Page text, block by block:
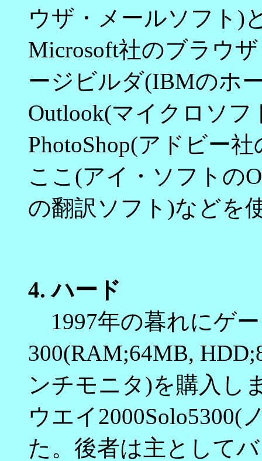
ウザ・メールソフト)
Microsoft社のブラウ
ージビルダ(IBMのホ
Outlook(マイクロソ
PhotoShop(アドビー
ここ(アイ・ソフトの
の翻訳ソフト)などを
4.ハード
1997年の暮れにゲ
300(RAM;64MB,
ンチモニタ)を購入し
ウエイ2000Solo5300(
た。後者は主として